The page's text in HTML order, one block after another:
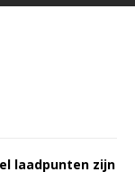
laadpunten zijn